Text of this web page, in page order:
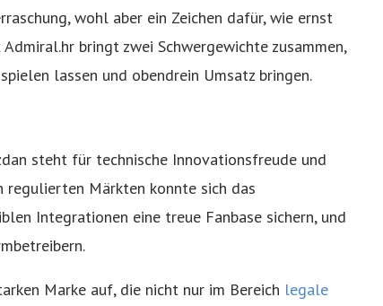
wohl aber ein Zeichen dafür, wie ernst
bringt zwei Schwergewichte zusammen,
lassen und obendrein Umsatz bringen.
steht für technische Innovationsfreude und
Märkten konnte sich das
Integrationen eine treue Fanbase sichern, und
Marke auf, die nicht nur im Bereich legale